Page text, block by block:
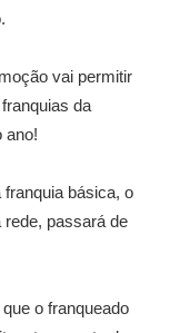
vai permitir
da
ano!
básica, o
passará de
o franqueado